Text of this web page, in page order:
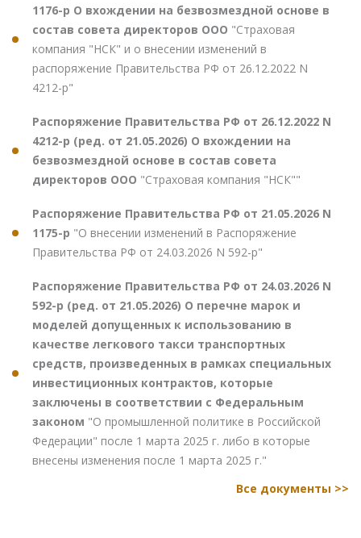
1176-р О вхождении на безвозмездной основе в
состав совета директоров ООО "Страховая
компания "НСК" и о внесении изменений в
распоряжение Правительства РФ от 26.12.2022 N
4212-р"
Распоряжение Правительства РФ от 26.12.2022 N
4212-р (ред. от 21.05.2026) О вхождении на
безвозмездной основе в состав совета
директоров ООО "Страховая компания "НСК""
Распоряжение Правительства РФ от 21.05.2026 N
1175-р "О внесении изменений в Распоряжение
Правительства РФ от 24.03.2026 N 592-р"
Распоряжение Правительства РФ от 24.03.2026 N
592-р (ред. от 21.05.2026) О перечне марок и
моделей допущенных к использованию в
качестве легкового такси транспортных
средств, произведенных в рамках специальных
инвестиционных контрактов, которые
заключены в соответствии с Федеральным
законом "О промышленной политике в Российской
Федерации" после 1 марта 2025 г. либо в которые
внесены изменения после 1 марта 2025 г."
Все документы >>